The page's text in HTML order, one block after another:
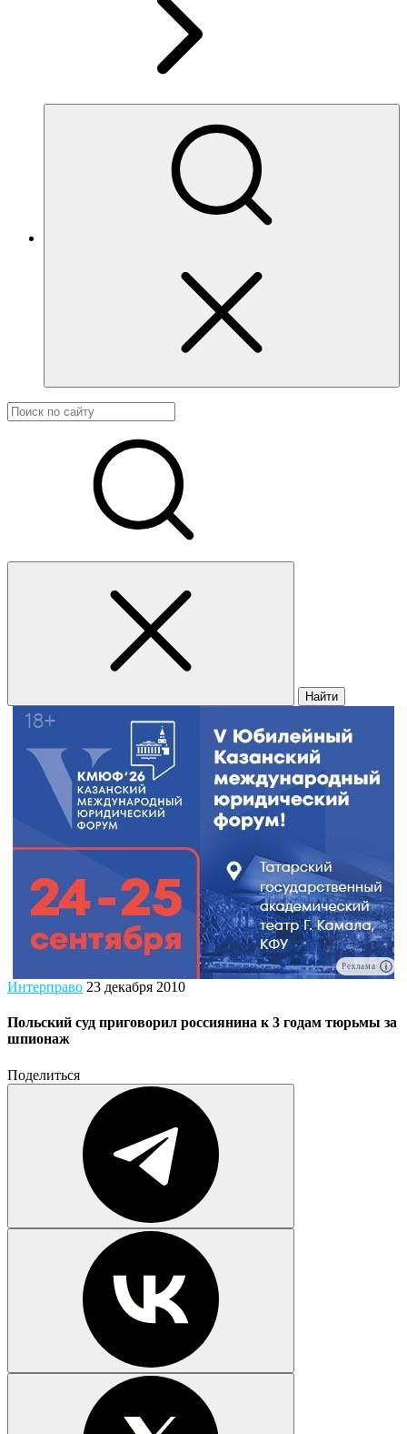
Найти
Реклама
Интерправо 23 декабря 2010
Польский суд приговорил россиянина к 3 годам тюрьмы за
шпионаж
Поделиться